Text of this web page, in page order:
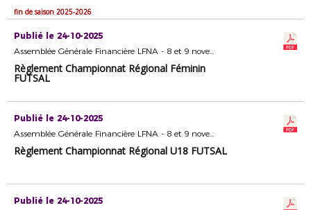
fin de saison 2025-2026
Publié le 24-10-2025
Assemblée Générale Financière LFNA - 8 et 9 novembre 2025 - Format dématérialisé
Règlement Championnat Régional Féminin
FUTSAL
Publié le 24-10-2025
Assemblée Générale Financière LFNA - 8 et 9 novembre 2025 - Format dématérialisé
Règlement Championnat Régional U18 FUTSAL
Publié le 24-10-2025